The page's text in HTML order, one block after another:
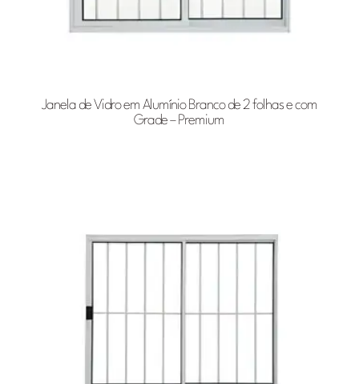
Janela de Vidro em Alumínio Branco de 2 folhas e com
Grade – Premium